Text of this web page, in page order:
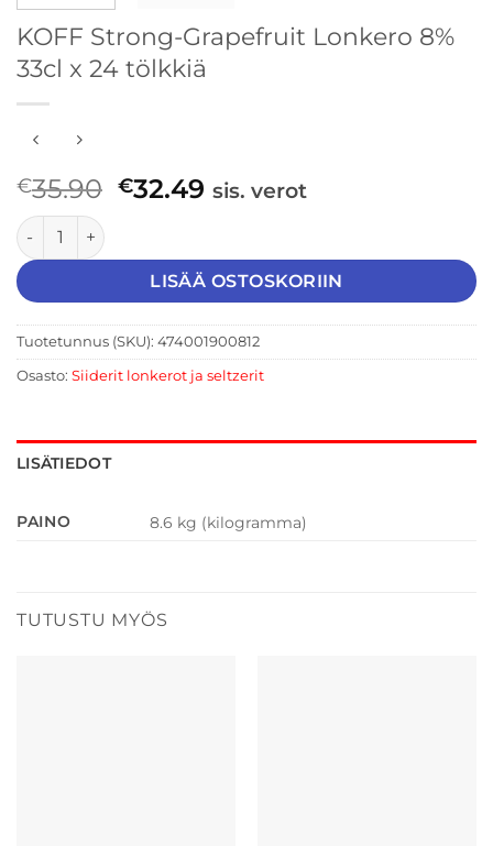
KOFF Strong-Grapefruit Lonkero 8%
33cl x 24 tölkkiä
€35.90 Alkuperäinen
€35.90.
€32.49 Nykyinen
€32.49.
sis. verot
KOFF Strong-Grapefruit Lonkero 8% 33cl x 24 tölkkiä määrä
LISÄÄ OSTOSKORIIN
Tuotetunnus (SKU): 474001900812
Osasto: Siiderit lonkerot ja seltzerit
LISÄTIEDOT
PAINO 8.6 kg (kilogramma)
TUTUSTU MYÖS